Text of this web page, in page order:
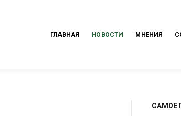
ГЛАВНАЯ НОВОСТИ МНЕНИЯ
САМОЕ